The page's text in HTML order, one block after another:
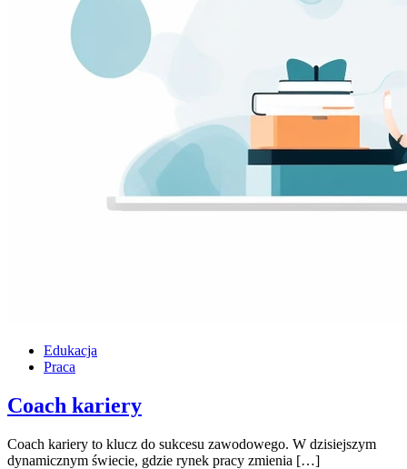
Edukacja
Praca
Coach kariery
Coach kariery to klucz do sukcesu zawodowego. W dzisiejszym
dynamicznym świecie, gdzie rynek pracy zmienia […]